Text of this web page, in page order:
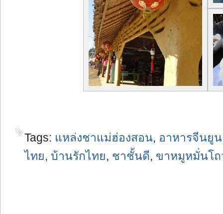
Tags: แหล่งชาแม่ฮ่องสอน, อาหารจีนยู
ไทย, บ้านรักไทย, ชาชั้นดี, ขาหมูหมั่นโถ